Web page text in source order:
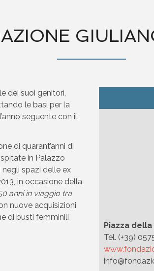
dei suoi genitori,
le basi per la
seguente con il
di quarant’anni di
in Palazzo
spazi delle ex
in occasione della
anni in viaggio tra
nuove acquisizioni
di busti femminili
Piazza
Tel. (+39)